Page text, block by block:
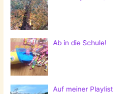
Ab in die Schule!
Auf meiner